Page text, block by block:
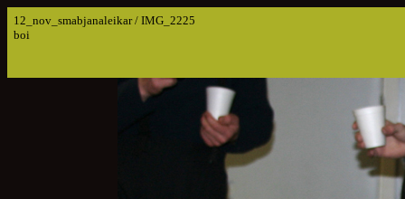
12_nov_smabjanaleikar / IMG_2225
boi